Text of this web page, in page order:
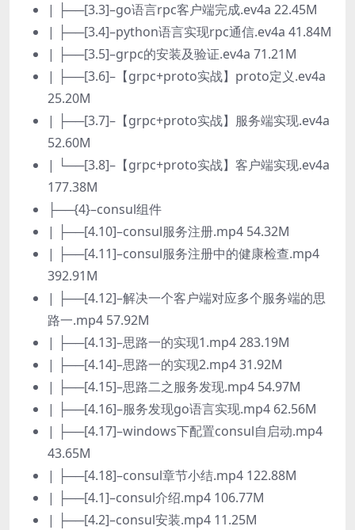
| ├──[3.3]–go语言rpc客户端完成.ev4a 22.45M
| ├──[3.4]–python语言实现rpc通信.ev4a 41.84M
| ├──[3.5]–grpc的安装及验证.ev4a 71.21M
| ├──[3.6]–【grpc+proto实战】proto定义.ev4a
25.20M
| ├──[3.7]–【grpc+proto实战】服务端实现.ev4a
52.60M
| └──[3.8]–【grpc+proto实战】客户端实现.ev4a
177.38M
├──{4}–consul组件
| ├──[4.10]–consul服务注册.mp4 54.32M
| ├──[4.11]–consul服务注册中的健康检查.mp4
392.91M
| ├──[4.12]–解决一个客户端对应多个服务端的思
路一.mp4 57.92M
| ├──[4.13]–思路一的实现1.mp4 283.19M
| ├──[4.14]–思路一的实现2.mp4 31.92M
| ├──[4.15]–思路二之服务发现.mp4 54.97M
| ├──[4.16]–服务发现go语言实现.mp4 62.56M
| ├──[4.17]–windows下配置consul自启动.mp4
43.65M
| ├──[4.18]–consul章节小结.mp4 122.88M
| ├──[4.1]–consul介绍.mp4 106.77M
| ├──[4.2]–consul安装.mp4 11.25M